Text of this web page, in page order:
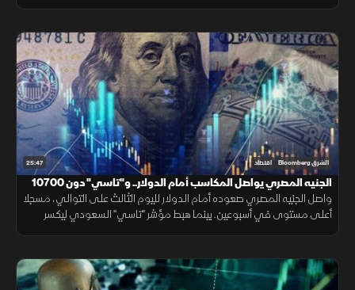
25:47 الشرق Bloomberg اقتصاد
الجنيه المصري يواصل المكاسب أمام الدولار.. و"تاسي" دون 10700
نقطة
واصل الجنيه المصري صعوده أمام الدولار لليوم الثالث على التوالي، مسجلا
أعلى مستوى في أسبوعين. بينما هبط مؤشر "تاسي" السعودي ليكسر